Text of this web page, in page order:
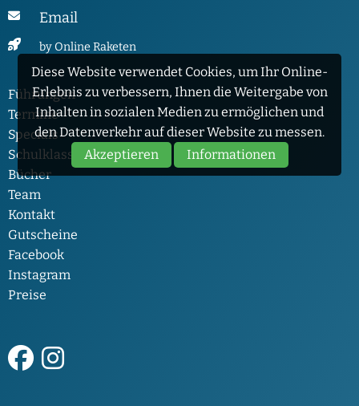
Diese Website verwendet Cookies, um Ihr Online-
Erlebnis zu verbessern, Ihnen die Weitergabe von
Inhalten in sozialen Medien zu ermöglichen und
den Datenverkehr auf dieser Website zu messen.
Akzeptieren
Informationen
Email
by Online Raketen
Führungen
Termine
Specials
Schulklassen
Bücher
Team
Kontakt
Gutscheine
Facebook
Instagram
Preise